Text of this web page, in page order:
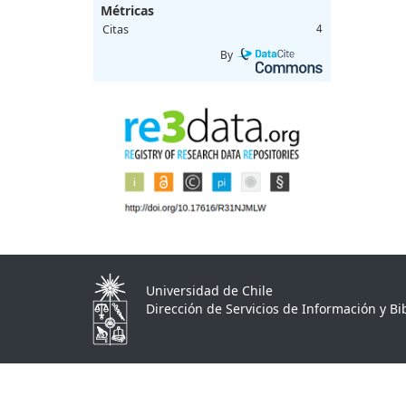
Métricas
Citas 4
By
Universidad de Chile
Dirección de Servicios de Información y